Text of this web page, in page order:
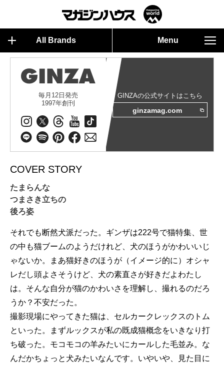
All Brands Menu
毎月12日発売
1997年創刊
GINZAの公式サイトはこちら
ginzamag.com
COVER STORY
たまらんな
つまさき立ちの
後ろ姿
それでも断然犬派だった。ギンザは222号で猫特集、世
の中も猫ブームのようだけれど、犬のほうがかわいいじ
ゃないか。まあ猫好きのほうが（イメージ的に）オシャ
レだし頭よさそうけど、犬の素直さが好きだよわたし
は。そんな自分が猫のかわいさを理解し、撮れるのだろ
うか？不安だった。
撮影現場にやってきた猫は、セルカークレックスのトム
といった。まずルックスが私の既成猫概念をいきなり打
ち破った。モコモコの羊みたいにカールした毛並み。な
んだかちょっと犬みたいなんです。いやいや、見た目に